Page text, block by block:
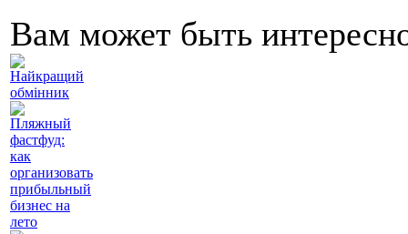
Вам может быть
Найкращий
обмінник
Пляжный
фастфуд:
как
организовать
прибыльный
бизнес на
лето